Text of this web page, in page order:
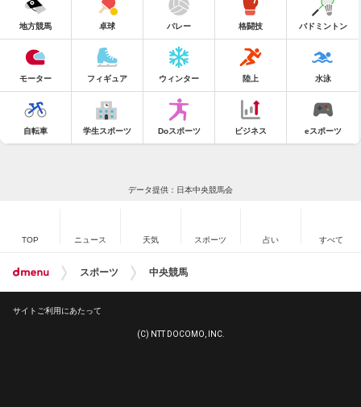
地方競馬 卓球 バレー 格闘技 バドミントン
モーター フィギュア ウィンター 陸上 水泳
自転車 学生スポーツ Doスポーツ ビジネス eスポーツ
データ提供：日本中央競馬会
TOP ニュース 天気 スポーツ 占い すべて
スポーツ 中央競馬
サイトご利用にあたって
(C) NTT DOCOMO, INC.